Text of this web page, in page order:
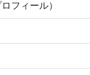
フィール）